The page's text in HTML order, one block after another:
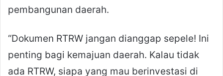
pembangunan daerah.
“Dokumen RTRW jangan dianggap sepele! Ini
penting bagi kemajuan daerah. Kalau tidak
ada RTRW, siapa yang mau berinvestasi di